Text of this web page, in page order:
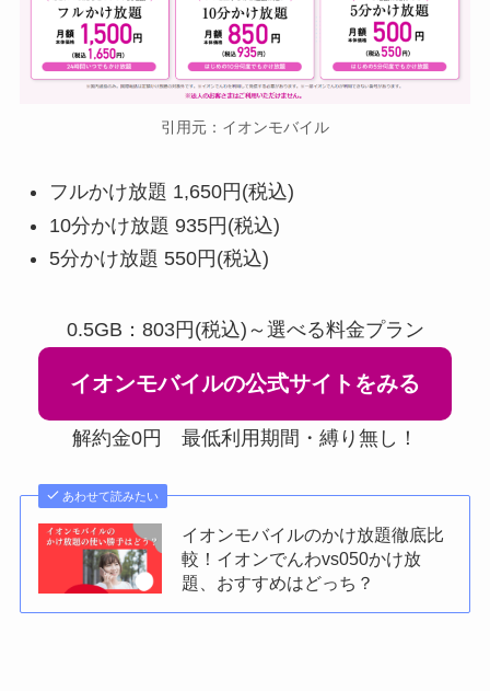
引用元：イオンモバイル
フルかけ放題 1,650円(税込)
10分かけ放題 935円(税込)
5分かけ放題 550円(税込)
0.5GB：803円(税込)～選べる料金プラン
イオンモバイルの公式サイトをみる
解約金0円 最低利用期間・縛り無し！
あわせて読みたい
イオンモバイルのかけ放題徹底比
較！イオンでんわvs050かけ放
題、おすすめはどっち？